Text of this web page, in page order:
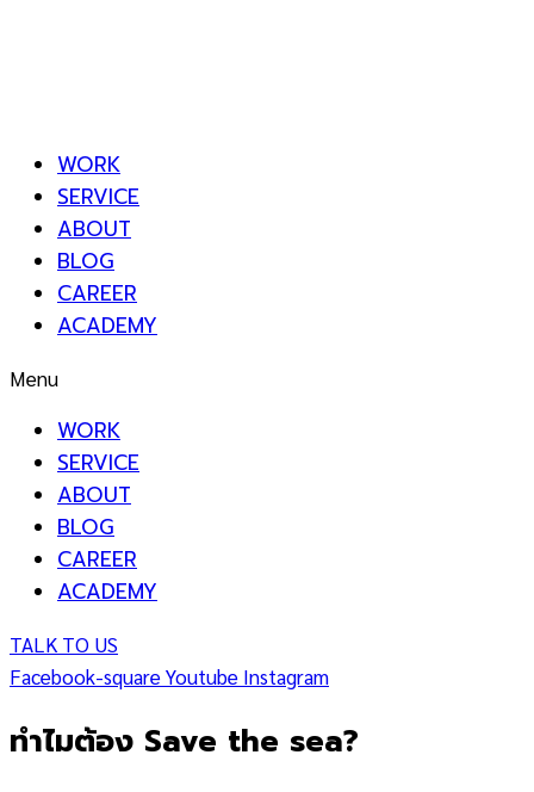
WORK
SERVICE
ABOUT
BLOG
CAREER
ACADEMY
Menu
WORK
SERVICE
ABOUT
BLOG
CAREER
ACADEMY
TALK TO US
Facebook-squareYoutube Instagram
ทำไมต้อง Save the sea?